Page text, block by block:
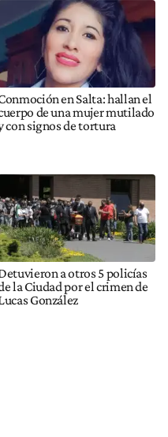
en Salta: hallan el
de una mujer mutilado
con signos de tortura
a otros 5 policías
la Ciudad por el crimen de
González